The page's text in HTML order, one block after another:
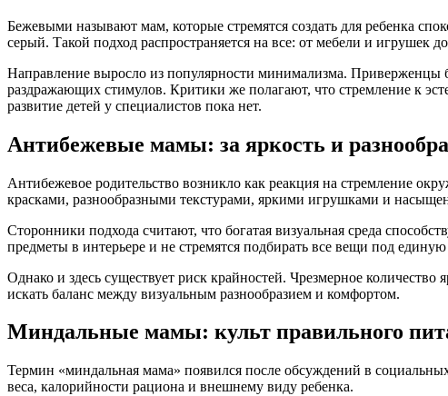
Бежевыми называют мам, которые стремятся создать для ребенка
серый. Такой подход распространяется на все: от мебели и игрушек
Направление выросло из популярности минимализма. Приверженцы
раздражающих стимулов. Критики же полагают, что стремление к
развитие детей у специалистов пока нет.
Антибежевые мамы: за яркость и
Антибежевое родительство возникло как реакция на стремление
красками, разнообразными текстурами, яркими игрушками и
Сторонники подхода считают, что богатая визуальная среда
предметы в интерьере и не стремятся подбирать все вещи под
Однако и здесь существует риск крайностей. Чрезмерное
искать баланс между визуальным разнообразием и комфортом.
Миндальные мамы: культ правильного
Термин «миндальная мама» появился после обсуждений в
веса, калорийности рациона и внешнему виду ребенка.